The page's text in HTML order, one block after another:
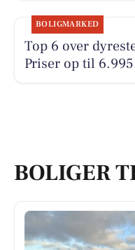
BOLIGMARKED
Top 6 over
Priser op til
BOLIGER